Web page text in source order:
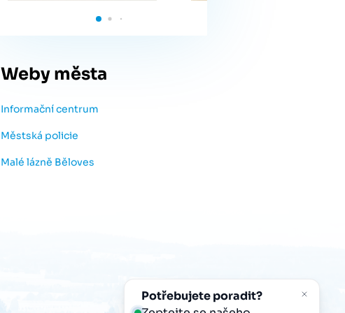
Weby města
Informační centrum
Městská policie
Malé lázně Běloves
Potřebujete poradit?